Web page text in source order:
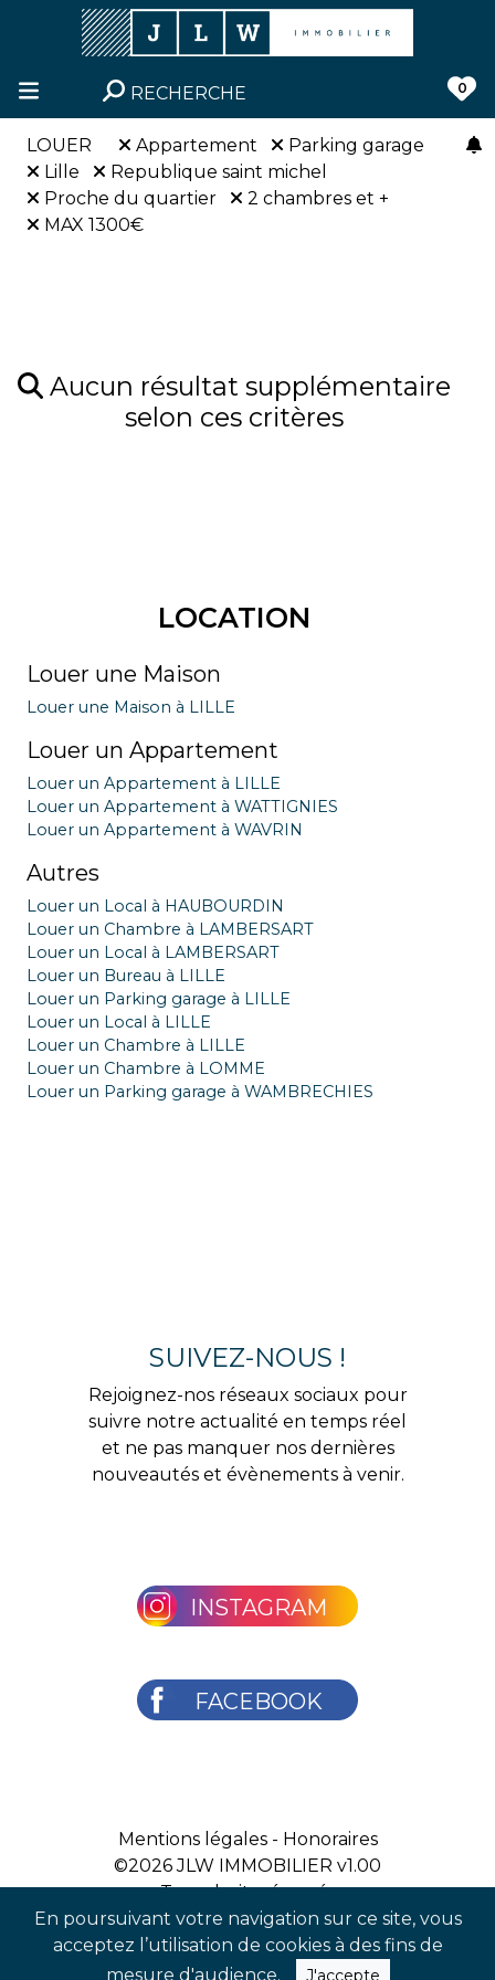
En poursuivant votre navigation sur ce site, vous
acceptez l’utilisation de cookies à des fins de
mesure d'audience.
J'accepte
RECHERCHE 0
LOUER Appartement
Parking garage
Lille
Republique saint michel
Proche du quartier
2 chambres et +
MAX 1300€
Aucun résultat supplémentaire
selon ces critères
LOCATION
Louer une Maison
Louer une Maison à LILLE
Louer un Appartement
Louer un Appartement à LILLE
Louer un Appartement à WATTIGNIES
Louer un Appartement à WAVRIN
Autres
Louer un Local à HAUBOURDIN
Louer un Chambre à LAMBERSART
Louer un Local à LAMBERSART
Louer un Bureau à LILLE
Louer un Parking garage à LILLE
Louer un Local à LILLE
Louer un Chambre à LILLE
Louer un Chambre à LOMME
Louer un Parking garage à WAMBRECHIES
SUIVEZ-NOUS !
Rejoignez-nos réseaux sociaux pour
suivre notre actualité en temps réel
et ne pas manquer nos dernières
nouveautés et évènements à venir.
INSTAGRAM
FACEBOOK
Mentions légales- Honoraires
©2026JLW IMMOBILIER v1.00
Tous droits réservés